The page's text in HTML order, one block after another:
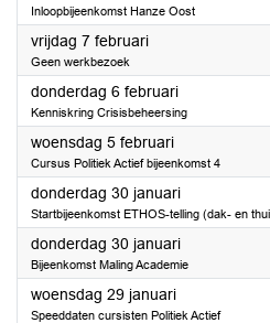
Inloopbijeenkomst Hanze Oost
vrijdag 7 februari2025
Geen werkbezoek
donderdag 6 februari2025
Kenniskring Crisisbeheersing
woensdag 5 februari2025
Cursus Politiek Actief bijeenkomst 4
donderdag 30 januari2025
Startbijeenkomst ETHOS-telling (dak- en
donderdag 30 januari2025
Bijeenkomst Maling Academie
woensdag 29 januari2025
Speeddaten cursisten Politiek Actief